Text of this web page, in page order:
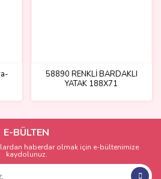
58890 RENKLİ BARDAKLI
YATAK 188X71
E-BÜLTEN
haberdar olmak için e-bültenimize
kaydolunuz.